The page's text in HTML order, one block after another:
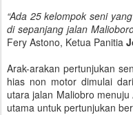
“Ada 25 kelompok seni
di sepanjang jalan
Fery Astono, Ketua Panitia
Arak-arakan pertunjukan
hias non motor dimulai
utara jalan Maliobro
utama untuk pertunjukan